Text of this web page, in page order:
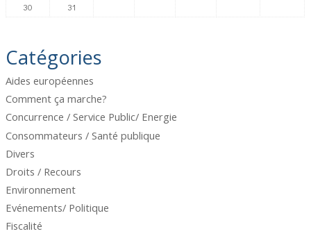
30
31
Catégories
Aides européennes
Comment ça marche?
Concurrence / Service Public/ Energie
Consommateurs / Santé publique
Divers
Droits / Recours
Environnement
Evénements/ Politique
Fiscalité